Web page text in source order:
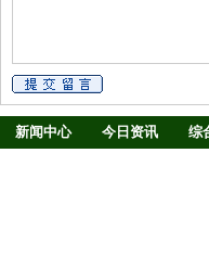
新闻中心 今日资讯 综